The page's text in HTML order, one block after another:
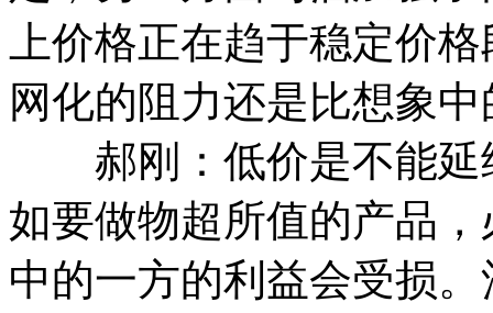
上价格正在趋于稳定价
网化的阻力还是比想象
郝刚：低价是不能延
如要做物超所值的产品
中的一方的利益会受损